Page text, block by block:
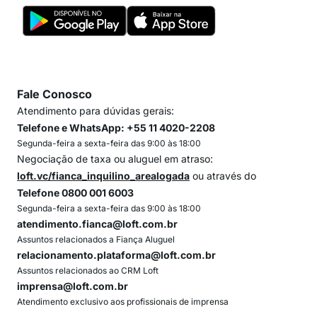
Fale Conosco
Atendimento para dúvidas gerais:
Telefone e WhatsApp: +55 11 4020-2208
Segunda-feira a sexta-feira das 9:00 às 18:00
Negociação de taxa ou aluguel em atraso:
loft.vc/fianca_inquilino_arealogada ou através do
Telefone 0800 001 6003
Segunda-feira a sexta-feira das 9:00 às 18:00
atendimento.fianca@loft.com.br
Assuntos relacionados a Fiança Aluguel
relacionamento.plataforma@loft.com.br
Assuntos relacionados ao CRM Loft
imprensa@loft.com.br
Atendimento exclusivo aos profissionais de imprensa